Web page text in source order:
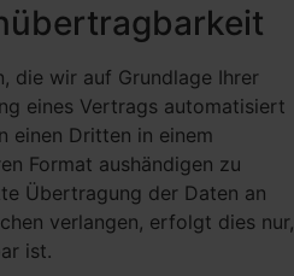
die wir auf Grundlage Ihrer
eines Vertrags automatisiert
einen Dritten in einem
Format aushändigen zu
Übertragung der Daten an
verlangen, erfolgt dies nur,
ist.